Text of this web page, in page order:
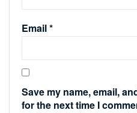
Email*
Save my name, email,
for the next time I